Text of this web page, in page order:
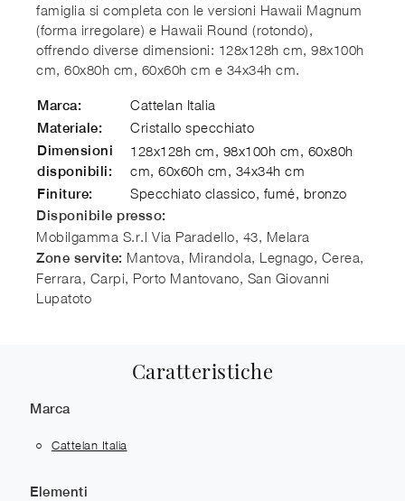
famiglia si completa con le versioni Hawaii Magnum
(forma irregolare) e Hawaii Round (rotondo),
offrendo diverse dimensioni: 128x128h cm, 98x100h
cm, 60x80h cm, 60x60h cm e 34x34h cm.
Marca: Cattelan Italia
Materiale: Cristallo specchiato
Dimensioni
disponibili:
128x128h cm, 98x100h cm, 60x80h
cm, 60x60h cm, 34x34h cm
Finiture: Specchiato classico, fumé, bronzo
Disponibile presso:
Mobilgamma S.r.l Via Paradello, 43, Melara
Zone servite: Mantova, Mirandola, Legnago, Cerea,
Ferrara, Carpi, Porto Mantovano, San Giovanni
Lupatoto
Caratteristiche
Marca
Cattelan Italia
Elementi